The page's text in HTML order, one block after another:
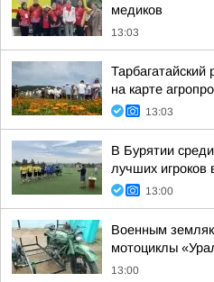
медиков
13:03
Тарбагатайский
на карте
13:03
В Бурятии
лучших
13:00
Военным
мотоциклы
13:00